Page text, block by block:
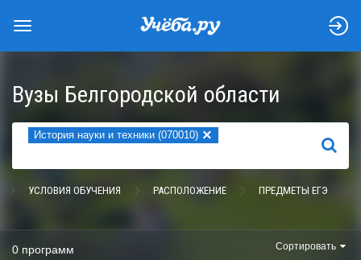
Вузы Белгородской области
История науки и техники (070010) ×
НАЙТИ
УСЛОВИЯ ОБУЧЕНИЯ РАСПОЛОЖЕНИЕ ПРЕДМЕТЫ ЕГЭ
0 программ Сортировать